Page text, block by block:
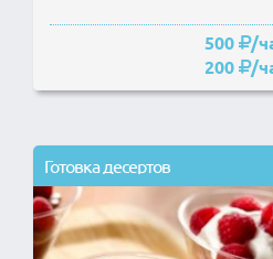
500
/
200
/
Готовка десертов